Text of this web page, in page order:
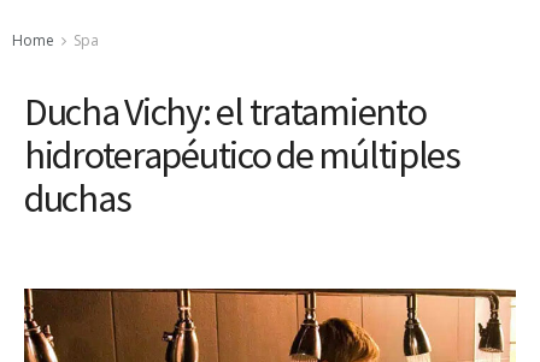
Home Spa
Ducha Vichy: el tratamiento
hidroterapéutico de múltiples
duchas